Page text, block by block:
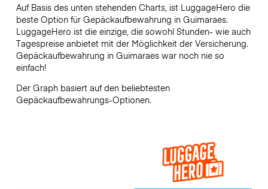
Auf Basis des unten stehenden Charts, ist LuggageHero die
beste Option für Gepäckaufbewahrung in Guimaraes.
LuggageHero ist die einzige, die sowohl Stunden- wie auch
Tagespreise anbietet mit der Möglichkeit der Versicherung.
Gepäckaufbewahrung in Guimaraeswar noch nie so
einfach!
Der Graph basiert auf den beliebtesten
Gepäckaufbewahrungs-Optionen.